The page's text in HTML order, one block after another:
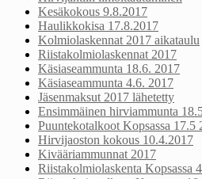
Kesäkokous 9.8.2017
Haulikkokisa 17.8.2017
Kolmiolaskennat 2017 aikataulu
Riistakolmiolaskennat 2017
Käsiaseammunta 18.6. 2017
Käsiaseammunta 4.6. 2017
Jäsenmaksut 2017 lähetetty
Ensimmäinen hirviammunta
Puuntekotalkoot Kopsassa 17.5
Hirvijaoston kokous 10.4.2017
Kivääriammunnat 2017
Riistakolmiolaskenta Kopsassa